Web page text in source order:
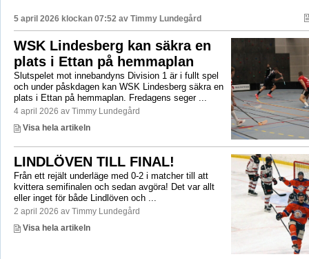
5 april 2026 klockan 07:52 av Timmy Lundegård
WSK Lindesberg kan säkra en
plats i Ettan på hemmaplan
Slutspelet mot innebandyns Division 1 är i fullt spel
och under påskdagen kan WSK Lindesberg säkra en
plats i Ettan på hemmaplan. Fredagens seger ...
4 april 2026 av Timmy Lundegård
Visa hela artikeln
LINDLÖVEN TILL FINAL!
Från ett rejält underläge med 0-2 i matcher till att
kvittera semifinalen och sedan avgöra! Det var allt
eller inget för både Lindlöven och ...
2 april 2026 av Timmy Lundegård
Visa hela artikeln